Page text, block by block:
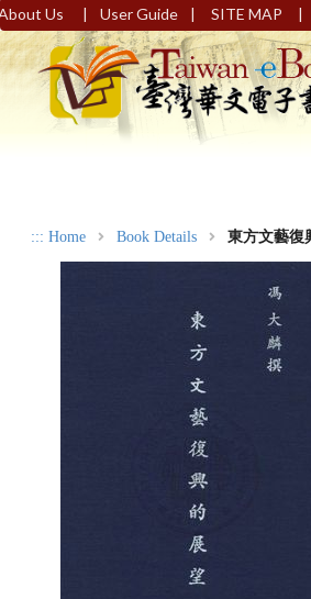
Us | User Guide | SITE MAP |
::: Home Book Details 東方文藝復